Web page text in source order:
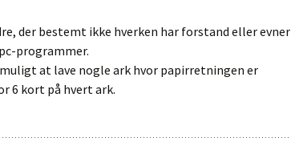
der bestemt ikke hverken har forstand eller evner
programmer.
at lave nogle ark hvor papirretningen er
6 kort på hvert ark.